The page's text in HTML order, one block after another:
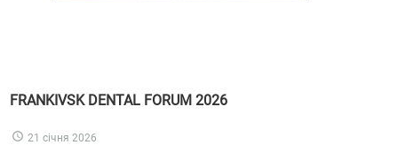
FRANKIVSK DENTAL FORUM 2026
21 січня 2026